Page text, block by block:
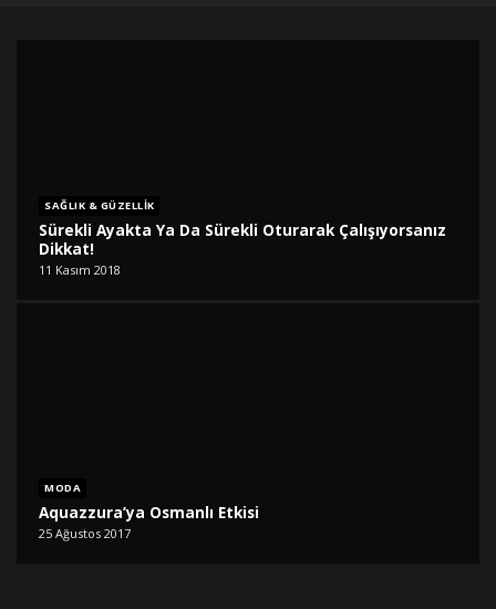
SAĞLIK & GÜZELLIK
Sürekli Ayakta Ya Da Sürekli Oturarak Çalışıyorsanız
Dikkat!
11 Kasım 2018
MODA
Aquazzura’ya Osmanlı Etkisi
25 Ağustos 2017